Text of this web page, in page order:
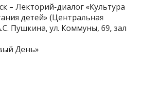
– Лекторий-диалог «Культура
детей» (Центральная
Пушкина, ул. Коммуны, 69, зал
День»